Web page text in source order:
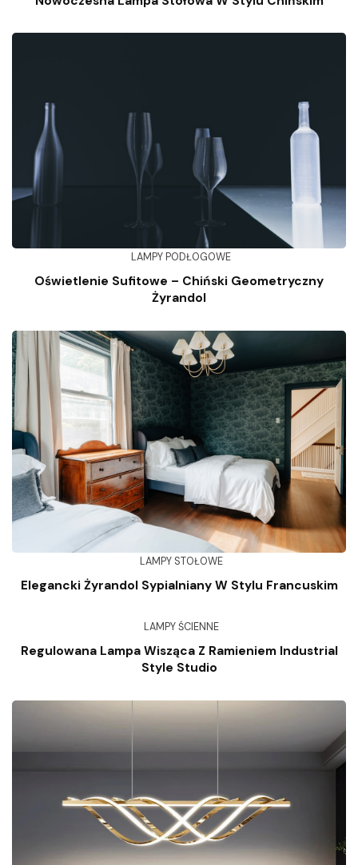
LAMPY PODŁOGOWE
Oświetlenie Sufitowe – Chiński Geometryczny
Żyrandol
LAMPY STOŁOWE
Elegancki Żyrandol Sypialniany W Stylu Francuskim
LAMPY ŚCIENNE
Regulowana Lampa Wisząca Z Ramieniem Industrial
Style Studio